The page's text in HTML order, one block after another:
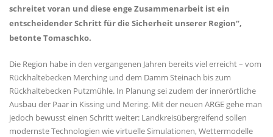
schreitet voran und diese enge Zusammenarbeit ist ein
entscheidender Schritt für die Sicherheit unserer Region“,
betonte Tomaschko.
Die Region habe in den vergangenen Jahren bereits viel erreicht – vom
Rückhaltebecken Merching und dem Damm Steinach bis zum
Rückhaltebecken Putzmühle. In Planung sei zudem der innerörtliche
Ausbau der Paar in Kissing und Mering. Mit der neuen ARGE gehe man
jedoch bewusst einen Schritt weiter: Landkreisübergreifend sollen
modernste Technologien wie virtuelle Simulationen, Wettermodelle